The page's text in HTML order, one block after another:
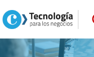
Inicio Portal servicios,
estrategias de marketing digital